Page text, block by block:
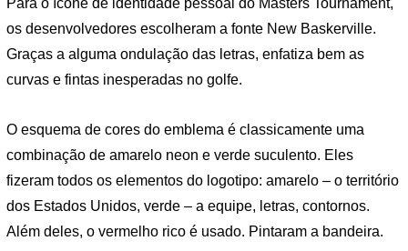
os desenvolvedores escolheram a fonte New Baskerville.
Graças a alguma ondulação das letras, enfatiza bem as
curvas e fintas inesperadas no golfe.
O esquema de cores do emblema é classicamente uma
combinação de amarelo neon e verde suculento. Eles
fizeram todos os elementos do logotipo: amarelo – o território
dos Estados Unidos, verde – a equipe, letras, contornos.
Além deles, o vermelho rico é usado. Pintaram a bandeira.